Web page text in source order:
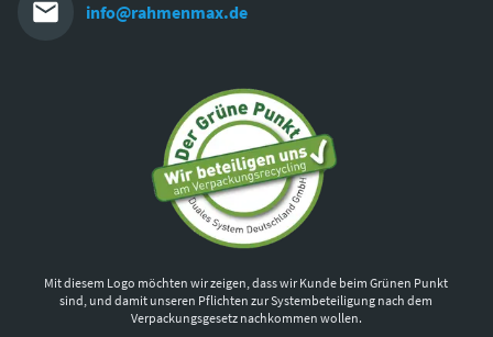
info@rahmenmax.de
Mit diesem Logo möchten wir zeigen, dass wir Kunde beim Grünen Punkt
sind, und damit unseren Pflichten zur Systembeteiligung nach dem
Verpackungsgesetz nachkommen wollen.